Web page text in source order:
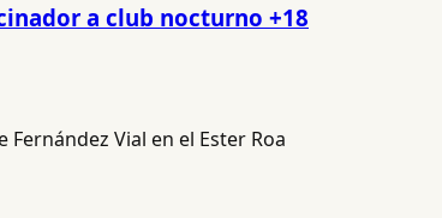
a club nocturno +18